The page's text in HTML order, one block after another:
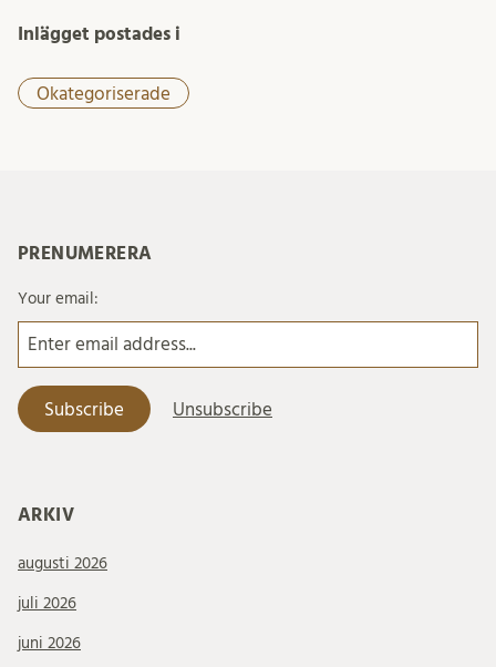
Inlägget postades i
Okategoriserade
PRENUMERERA
Your email:
ARKIV
augusti 2026
juli 2026
juni 2026